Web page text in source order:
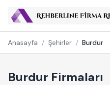
Anasayfa / Şehirler / Burdur
Burdur Firmaları